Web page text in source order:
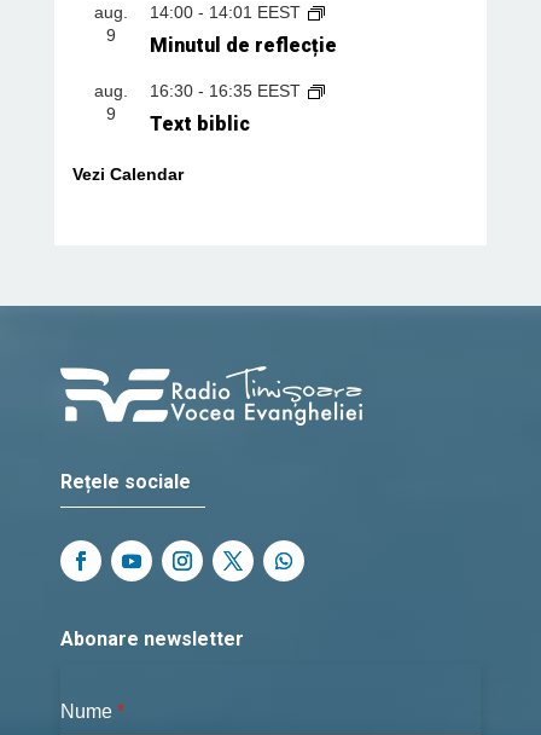
aug.
9
14:00- 14:01 EEST
Minutul de reflecție
aug.
9
16:30- 16:35 EEST
Text biblic
Vezi Calendar
Rețele sociale
Abonare newsletter
Nume *